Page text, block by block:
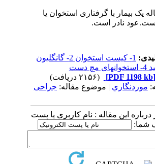
یک بیمار با گرفتاری استخوان یا
نادر است.
1- کیست استخوان 2- گانگلیون
موردنگاري| موضوع مقاله:جراحی
این مقاله : نام کاربری یا پست
شما: